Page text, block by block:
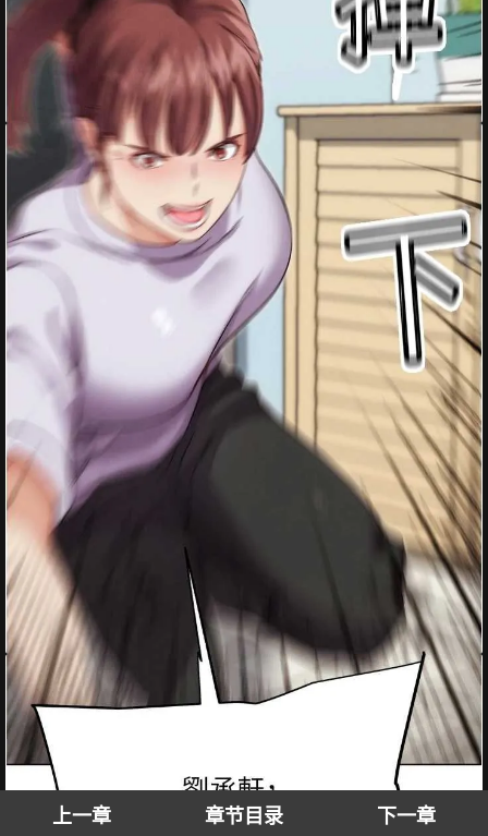
上一章 章节目录 下一章